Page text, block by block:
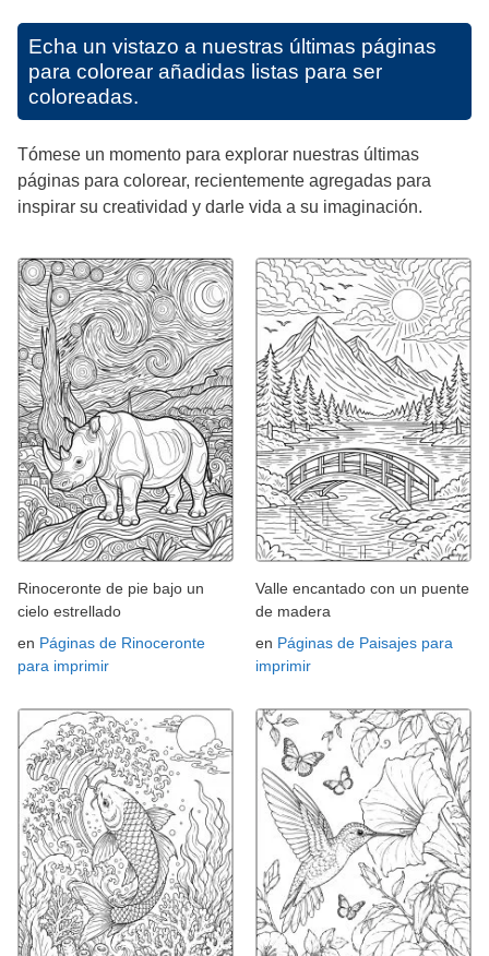
Echa un vistazo a nuestras últimas páginas
para colorear añadidas listas para ser
coloreadas.
Tómese un momento para explorar nuestras últimas
páginas para colorear, recientemente agregadas para
inspirar su creatividad y darle vida a su imaginación.
Rinoceronte de pie bajo un
cielo estrellado
en Páginas de Rinoceronte
para imprimir
Valle encantado con un puente
de madera
en Páginas de Paisajes para
imprimir